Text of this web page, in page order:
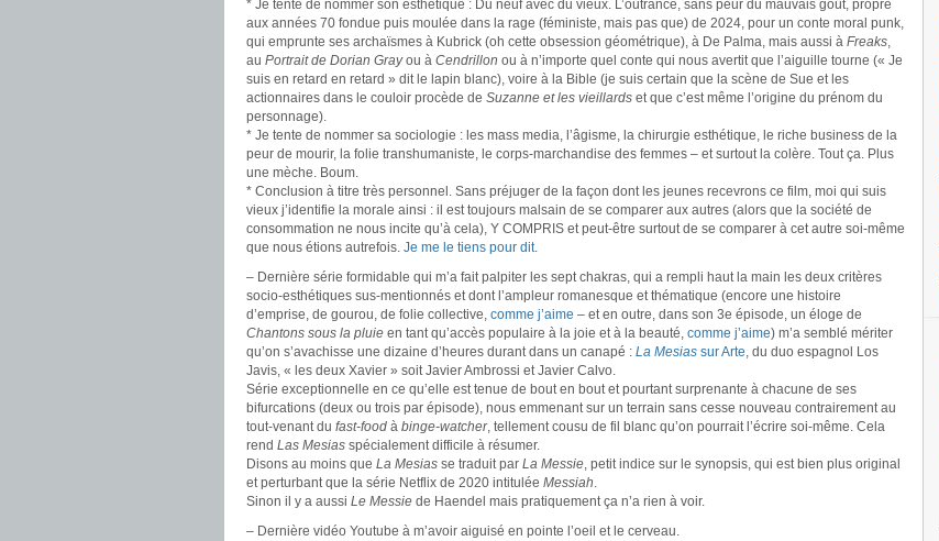
* Je tente de nommer son esthétique : Du neuf avec du vieux. L’outrance, sans peur du mauvais goût, propre
aux années 70 fondue puis moulée dans la rage (féministe, mais pas que) de 2024, pour un conte moral punk,
qui emprunte ses archaïsmes à Kubrick (oh cette obsession géométrique), à De Palma, mais aussi à Freaks,
au Portrait de Dorian Grayou à Cendrillon ou à n’importe quel conte qui nous avertit que l’aiguille tourne (« Je
suis en retard en retard » dit le lapin blanc), voire à la Bible (je suis certain que la scène de Sue et les
actionnaires dans le couloir procède de Suzanne et les vieillards et que c’est même l’origine du prénom du
personnage).
* Je tente de nommer sa sociologie : les mass media, l’âgisme, la chirurgie esthétique, le riche business de la
peur de mourir, la folie transhumaniste, le corps-marchandise des femmes – et surtout la colère. Tout ça. Plus
une mèche. Boum.
* Conclusion à titre très personnel. Sans préjuger de la façon dont les jeunes recevrons ce film, moi qui suis
vieux j’identifie la morale ainsi : il est toujours malsain de se comparer aux autres (alors que la société de
consommation ne nous incite qu’à cela), Y COMPRIS et peut-être surtout de se comparer à cet autre soi-même
que nous étions autrefois. Je me le tiens pour dit.
– Dernière série formidable qui m’a fait palpiter les sept chakras, qui a rempli haut la main les deux critères
socio-esthétiques sus-mentionnés et dont l’ampleur romanesque et thématique (encore une histoire
d’emprise, de gourou, de folie collective, comme j’aime – et en outre, dans son 3e épisode, un éloge de
Chantons sous la pluie en tant qu’accès populaire à la joie et à la beauté, comme j’aime) m’a semblé mériter
qu’on s’avachisse une dizaine d’heures durant dans un canapé : La Mesias sur Arte, du duo espagnol Los
Javis, « les deux Xavier » soit Javier Ambrossi et Javier Calvo.
Série exceptionnelle en ce qu’elle est tenue de bout en bout et pourtant surprenante à chacune de ses
bifurcations (deux ou trois par épisode), nous emmenant sur un terrain sans cesse nouveau contrairement au
tout-venant du fast-food à binge-watcher, tellement cousu de fil blanc qu’on pourrait l’écrire soi-même. Cela
rend Las Mesias spécialement difficile à résumer.
Disons au moins que La Mesias se traduit par La Messie, petit indice sur le synopsis, qui est bien plus original
et perturbant que la série Netflix de 2020 intitulée Messiah.
Sinon il y a aussi Le Messie de Haendel mais pratiquement ça n’a rien à voir.
– Dernière vidéo Youtube à m’avoir aiguisé en pointe l’oeil et le cerveau.